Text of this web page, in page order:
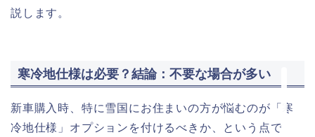
説します。
寒冷地仕様は必要？結論：不要な場合が多い
新車購入時、特に雪国にお住まいの方が悩むのが「寒
冷地仕様」オプションを付けるべきか、という点で
Audi